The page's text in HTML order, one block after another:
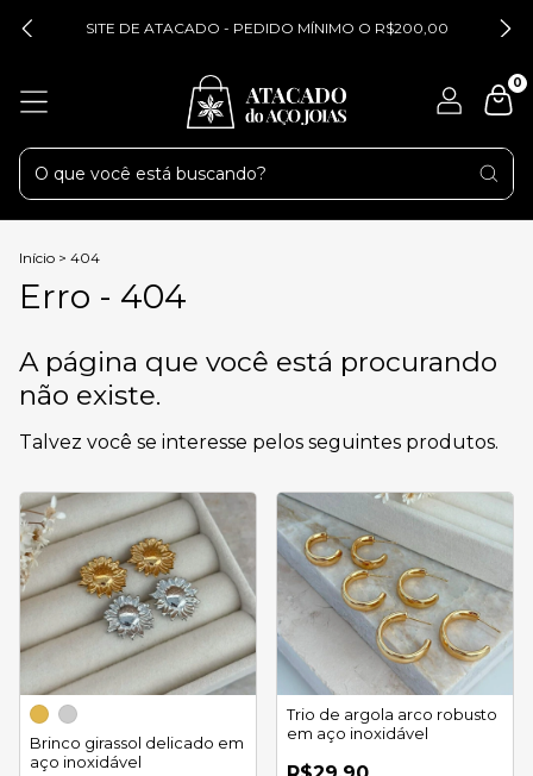
SITE DE ATACADO - PEDIDO MÍNIMO O R$200,00
0
Início > 404
Erro - 404
A página que você está procurando
não existe.
Talvez você se interesse pelos seguintes produtos.
Brinco girassol delicado em
aço inoxidável
Trio de argola arco robusto
em aço inoxidável